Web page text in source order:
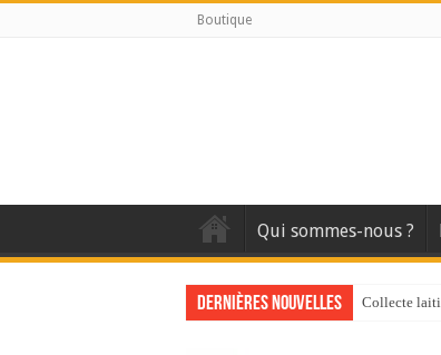
Boutique
Qui sommes-nous ?
Dernières nouvelles Collecte